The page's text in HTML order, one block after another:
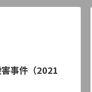
事件（2021